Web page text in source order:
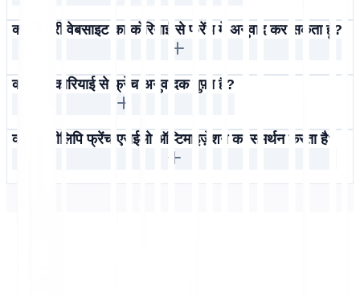
क्या मैं पूरी वेबसाइट का कोरियाई से फ्रेंच में अनुवाद कर सकता हूँ?
क्या यह कोरियाई से फ्रेंच अनुवादक मुफ़्त है?
क्या मल्टीलिपि फ्रेंच एसईओ ऑप्टिमाइज़ेशन का समर्थन करता है?